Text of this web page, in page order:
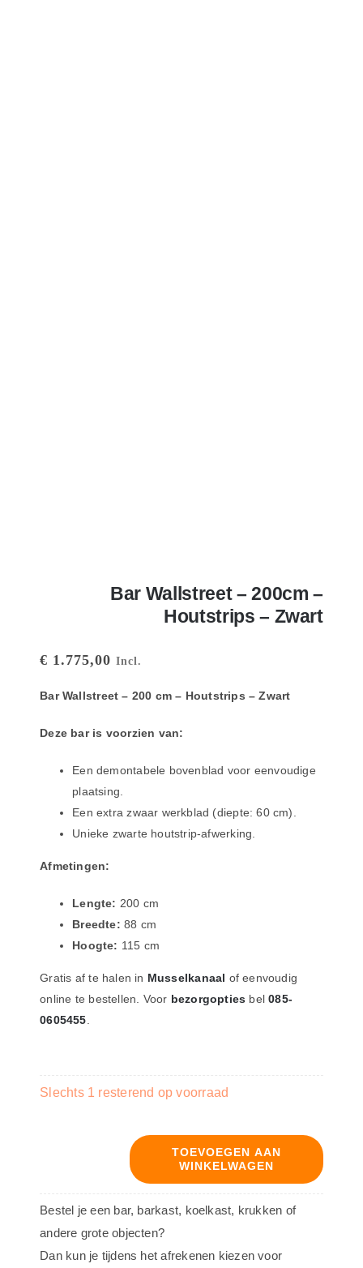
Bar Wallstreet – 200cm –
Houtstrips – Zwart
€ 1.775,00 Incl.
Bar Wallstreet – 200 cm – Houtstrips – Zwart
Deze bar is voorzien van:
Een demontabele bovenblad voor eenvoudige
plaatsing.
Een extra zwaar werkblad (diepte: 60 cm).
Unieke zwarte houtstrip-afwerking.
Afmetingen:
Lengte: 200 cm
Breedte: 88 cm
Hoogte: 115 cm
Gratis af te halen in Musselkanaal of eenvoudig
online te bestellen. Voor bezorgopties bel085-
0605455.
Slechts 1 resterend op voorraad
-
200cm
-
TOEVOEGEN AAN
WINKELWAGEN
Bestel je een bar, barkast, koelkast, krukken of
andere grote objecten?
Dan kun je tijdens het afrekenen kiezen voor